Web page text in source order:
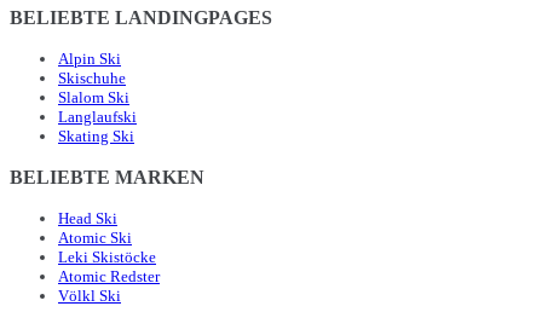
BELIEBTE LANDINGPAGES
Alpin Ski
Skischuhe
Slalom Ski
Langlaufski
Skating Ski
BELIEBTE MARKEN
Head Ski
Atomic Ski
Leki Skistöcke
Atomic Redster
Völkl Ski